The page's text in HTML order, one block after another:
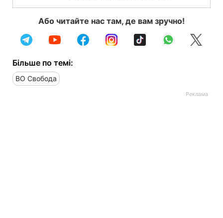
Або читайте нас там, де вам зручно!
Більше по темі:
ВО Свобода